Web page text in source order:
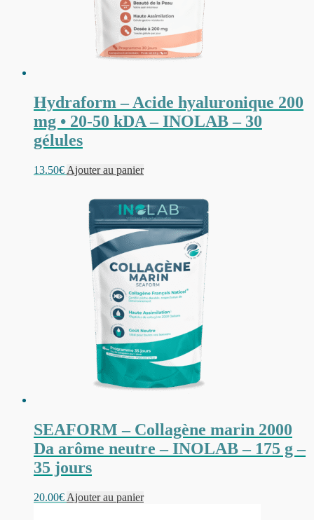
Hydraform – Acide hyaluronique 200
mg • 20-50 kDA – INOLAB – 30
gélules
13.50€ Ajouter au panier
SEAFORM – Collagène marin 2000
Da arôme neutre – INOLAB – 175 g –
35 jours
20.00€ Ajouter au panier